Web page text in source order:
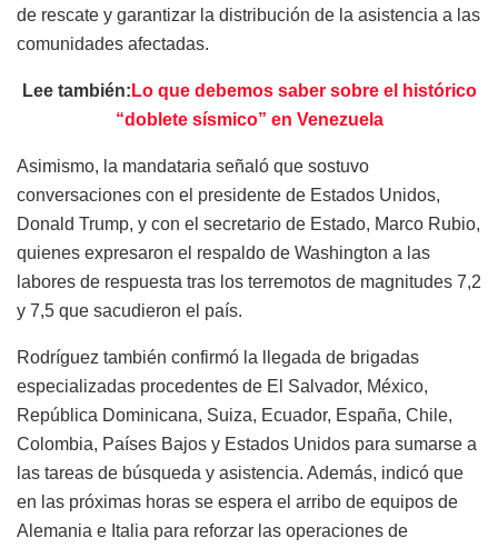
de rescate y garantizar la distribución de la asistencia a las
comunidades afectadas.
Lee también: Lo que debemos saber sobre el histórico
“doblete sísmico” en Venezuela
Asimismo, la mandataria señaló que sostuvo
conversaciones con el presidente de Estados Unidos,
Donald Trump, y con el secretario de Estado, Marco Rubio,
quienes expresaron el respaldo de Washington a las
labores de respuesta tras los terremotos de magnitudes 7,2
y 7,5 que sacudieron el país.
Rodríguez también confirmó la llegada de brigadas
especializadas procedentes de El Salvador, México,
República Dominicana, Suiza, Ecuador, España, Chile,
Colombia, Países Bajos y Estados Unidos para sumarse a
las tareas de búsqueda y asistencia. Además, indicó que
en las próximas horas se espera el arribo de equipos de
Alemania e Italia para reforzar las operaciones de